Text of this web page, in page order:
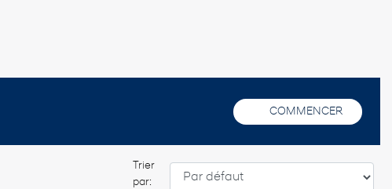
COMMENCER
Trier
par: